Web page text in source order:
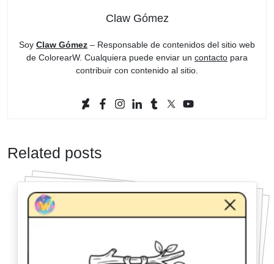
Claw Gómez
Soy Claw Gómez – Responsable de contenidos del sitio web
de ColorearW. Cualquiera puede enviar un contacto para
contribuir con contenido al sitio.
Related posts